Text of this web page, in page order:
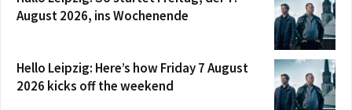
August 2026, ins Wochenende
Hello Leipzig: Here’s how Friday 7 August
2026 kicks off the weekend